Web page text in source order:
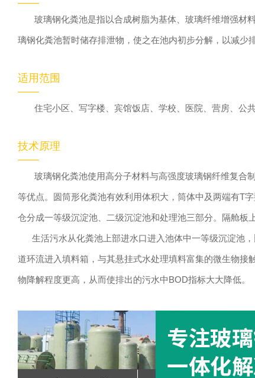
——
玻璃钢化粪池是指以合成树脂为基体、玻璃纤维增强材料
璃钢化粪池暂时储存排泄物，使之在池内初步分解，以减少
适用范围
——
住宅小区、写字楼、宾馆饭店、学校、医院、营房、公共
技术原理
——
玻璃钢化粪池使用高分子材料与高强度玻璃钢纤维复合制
等优点。圆筒形化粪池有效利用体积大，筒体中及两端有T
仓分成一等级沉淀池、二级沉淀池和处理池三部分。隔舱板
生活污水从化粪池上部进水口进入池体中一等级沉淀池，
道环流进入填料箱，与其悬挂式水处理填料富集的微生物
物降解程度更高，从而使排出的污水中BOD指标大大降低。